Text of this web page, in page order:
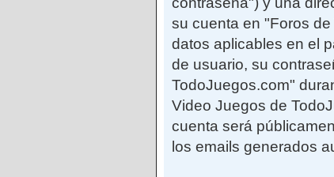
su cuenta en "Foros
datos aplicables en el
de usuario, su
TodoJuegos.com"
Video Juegos de
cuenta será
los emails generados